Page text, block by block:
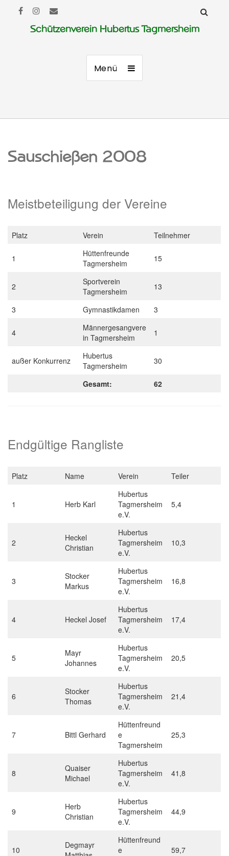
Schützenverein Hubertus Tagmersheim
Menü
Sauschießen 2008
Meistbeteiligung der Vereine
Platz Verein Teilnehmer
1
Hüttenfreunde
Tagmersheim
15
2
Sportverein
Tagmersheim
13
3 Gymnastikdamen 3
4
Männergesangvere
in Tagmersheim
1
außer Konkurrenz
Hubertus
Tagmersheim
30
Gesamt: 62
Endgültige Rangliste
Platz Name Verein Teiler
1 Herb Karl
Hubertus
Tagmersheim
e.V.
5,4
2
Heckel
Christian
Hubertus
Tagmersheim
e.V.
10,3
3
Stocker
Markus
Hubertus
Tagmersheim
e.V.
16,8
4 Heckel Josef
Hubertus
Tagmersheim
e.V.
17,4
5
Mayr
Johannes
Hubertus
Tagmersheim
e.V.
20,5
6
Stocker
Thomas
Hubertus
Tagmersheim
e.V.
21,4
7 Bittl Gerhard
Hüttenfreund
e
Tagmersheim
25,3
8
Quaiser
Michael
Hubertus
Tagmersheim
e.V.
41,8
9
Herb
Christian
Hubertus
Tagmersheim
e.V.
44,9
10
Degmayr
Hüttenfreund
e
59,7